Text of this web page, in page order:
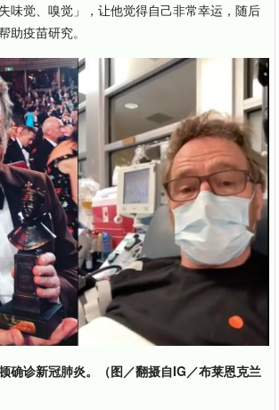
味觉、嗅觉」，让他觉得自己非常幸运，随后
助疫苗研究。
确诊新冠肺炎。（图／翻摄自IG／布莱恩克兰